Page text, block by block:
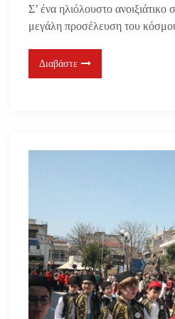
Σ’ ένα ηλιόλουστο ανοιξιάτικο
μεγάλη προσέλευση του
Διαβάστε